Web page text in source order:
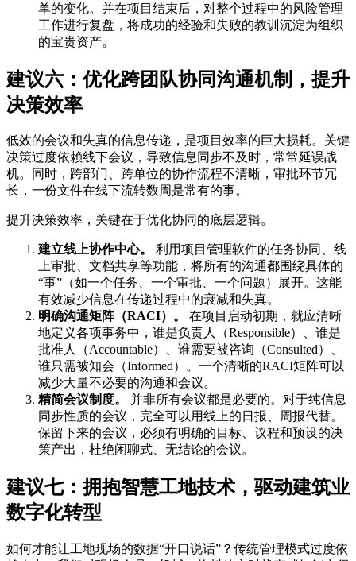
单的变化。并在项目结束后，对整个过程中的风险管理
工作进行复盘，将成功的经验和失败的教训沉淀为组织
的宝贵资产。
建议六：优化跨团队协同沟通机制，提升
决策效率
低效的会议和失真的信息传递，是项目效率的巨大损耗。关键
决策过度依赖线下会议，导致信息同步不及时，常常延误战
机。同时，跨部门、跨单位的协作流程不清晰，审批环节冗
长，一份文件在线下流转数周是常有的事。
提升决策效率，关键在于优化协同的底层逻辑。
建立线上协作中心。
利用项目管理软件的任务协同、线
上审批、文档共享等功能，将所有的沟通都围绕具体的
“事”（如一个任务、一个审批、一个问题）展开。这能
有效减少信息在传递过程中的衰减和失真。
明确沟通矩阵（RACI）。
在项目启动初期，就应清晰
地定义各项事务中，谁是负责人（Responsible）、谁是
批准人（Accountable）、谁需要被咨询（Consulted）、
谁只需被知会（Informed）。一个清晰的RACI矩阵可以
减少大量不必要的沟通和会议。
精简会议制度。
并非所有会议都是必要的。对于纯信息
同步性质的会议，完全可以用线上的日报、周报代替。
保留下来的会议，必须有明确的目标、议程和预设的决
策产出，杜绝闲聊式、无结论的会议。
建议七：拥抱智慧工地技术，驱动建筑业
数字化转型
如何才能让工地现场的数据“开口说话”？传统管理模式过度依